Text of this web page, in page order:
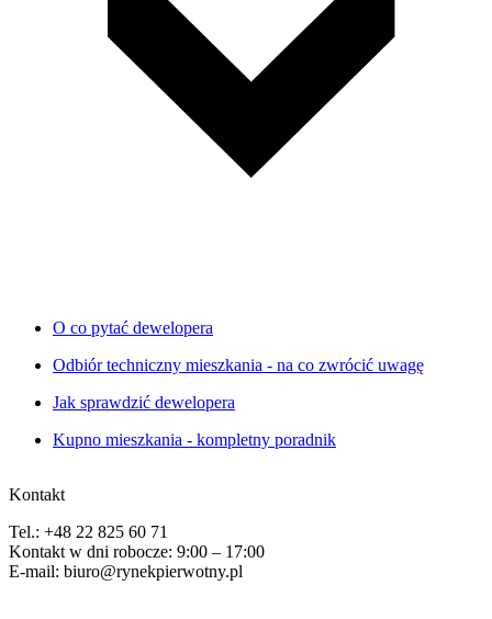
O co pytać dewelopera
Odbiór techniczny mieszkania - na co zwrócić uwagę
Jak sprawdzić dewelopera
Kupno mieszkania - kompletny poradnik
Kontakt
Tel.: +48 22 825 60 71
Kontakt w dni robocze: 9:00 – 17:00
E-mail: biuro@rynekpierwotny.pl